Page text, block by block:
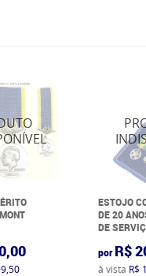
ESTOJO
DE 20
DE
por R$
à vista R$